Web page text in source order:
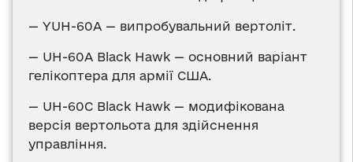
— YUH-60A — випробувальний вертоліт.
— UH-60A Black Hawk — основний варіант
гелікоптера для армії США.
— UH-60C Black Hawk — модифікована
версія вертольота для здійснення
управління.